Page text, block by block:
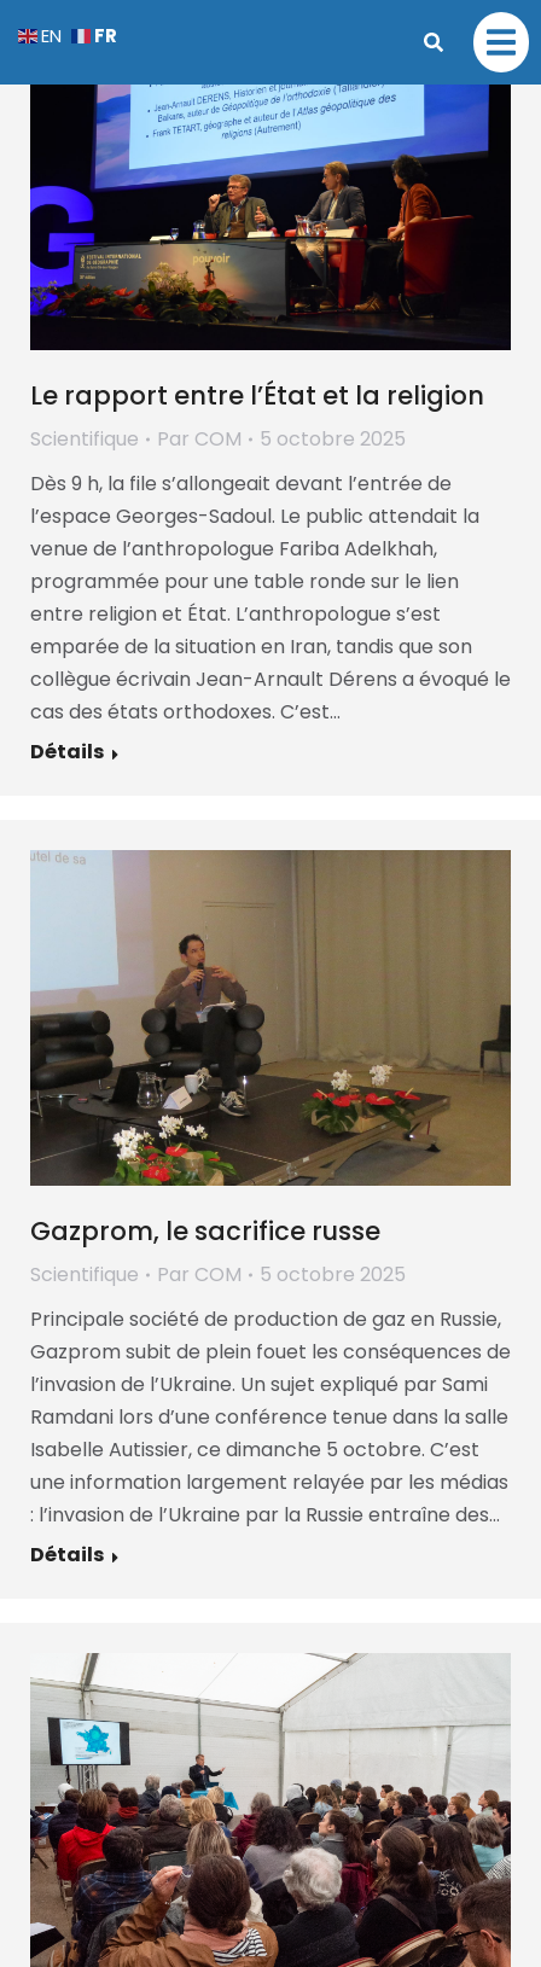
Le rapport entre l’État et la religion
Scientifique Par COM
5 octobre 2025
Dès 9 h, la file s’allongeait devant l’entrée de
l’espace Georges-Sadoul. Le public attendait la
venue de l’anthropologue Fariba Adelkhah,
programmée pour une table ronde sur le lien
entre religion et État. L’anthropologue s’est
emparée de la situation en Iran, tandis que son
collègue écrivain Jean-Arnault Dérens a évoqué le
cas des états orthodoxes. C’est…
Détails
Gazprom, le sacrifice russe
Scientifique Par COM
5 octobre 2025
Principale société de production de gaz en Russie,
Gazprom subit de plein fouet les conséquences de
l’invasion de l’Ukraine. Un sujet expliqué par Sami
Ramdani lors d’une conférence tenue dans la salle
Isabelle Autissier, ce dimanche 5 octobre. C’est
une information largement relayée par les médias
: l’invasion de l’Ukraine par la Russie entraîne des…
Détails
EN FR